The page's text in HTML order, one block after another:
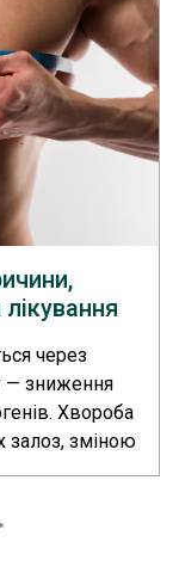
через
— зниження
Хвороба
залоз, зміною
>>